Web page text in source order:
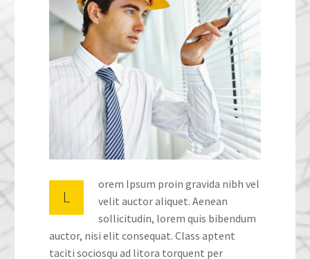
L
orem Ipsum proin gravida nibh vel
velit auctor aliquet. Aenean
sollicitudin, lorem quis bibendum
auctor, nisi elit consequat. Class aptent
taciti sociosqu ad litora torquent per